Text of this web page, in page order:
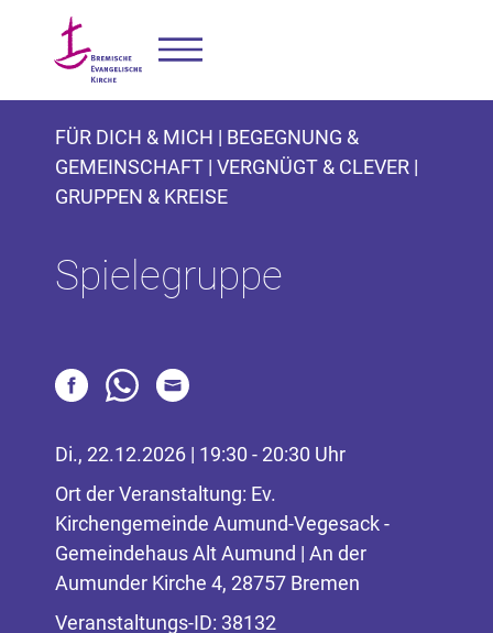
FÜR DICH & MICH | BEGEGNUNG &
GEMEINSCHAFT | VERGNÜGT & CLEVER |
GRUPPEN & KREISE
Spielegruppe
Di., 22.12.2026 | 19:30 - 20:30 Uhr
Ort der Veranstaltung: Ev.
Kirchengemeinde Aumund-Vegesack -
Gemeindehaus Alt Aumund | An der
Aumunder Kirche 4, 28757 Bremen
Veranstaltungs-ID: 38132